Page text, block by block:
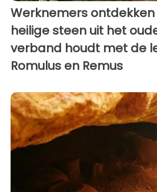
Werknemers
heilige steen uit het
verband houdt met de
Romulus en Remus